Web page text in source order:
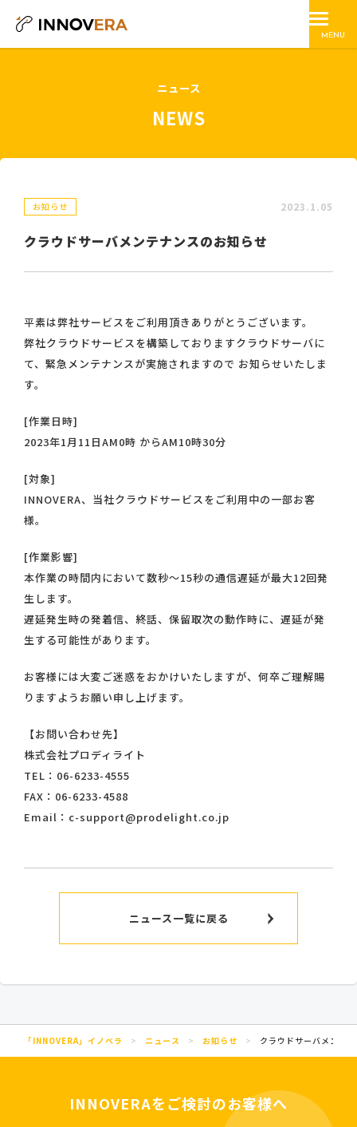
MENU
ニュース
NEWS
お知らせ 2023.1.05
クラウドサーバメンテナンスのお知らせ
平素は弊社サービスをご利用頂きありがとうございます。
弊社クラウドサービスを構築しておりますクラウドサーバに
て、緊急メンテナンスが実施されますので お知らせいたしま
す。
[作業日時]
2023年1月11日AM0時 からAM10時30分
[対象]
INNOVERA、当社クラウドサービスをご利用中の一部お客
様。
[作業影響]
本作業の時間内において数秒～15秒の通信遅延が最大12回発
生します。
遅延発生時の発着信、終話、保留取次の動作時に、遅延が発
生する可能性があります。
お客様には大変ご迷惑をおかけいたしますが、何卒ご理解賜
りますようお願い申し上げます。
【お問い合わせ先】
株式会社プロディライト
TEL：06-6233-4555
FAX：06-6233-4588
Email：c-support@prodelight.co.jp
ニュース一覧に戻る
「INNOVERA」イノベラ > ニュース > お知らせ > クラウドサーバメンテ
INNOVERAをご検討のお客様へ